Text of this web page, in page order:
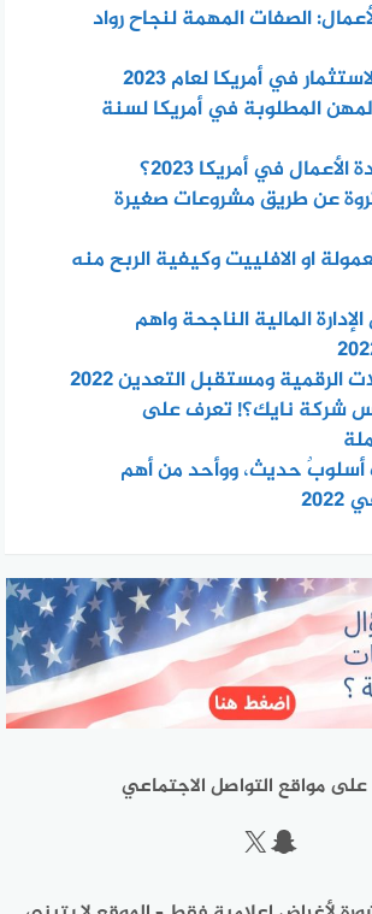
الصفات المهمة لنجاح رواد
في أمريكا لعام 2023
المطلوبة في أمريكا لسنة
في أمريكا 2023؟
عن طريق مشروعات صغيرة
او الافلييت وكيفية الربح منه
المالية الناجحة واهم
الرقمية ومستقبل التعدين 2022
شركة نايك؟! تعرف على
أسلوبٌ حديث، ووأحد من أهم
على مواقع التواصل الاجتماعي
سناب شات
إكس